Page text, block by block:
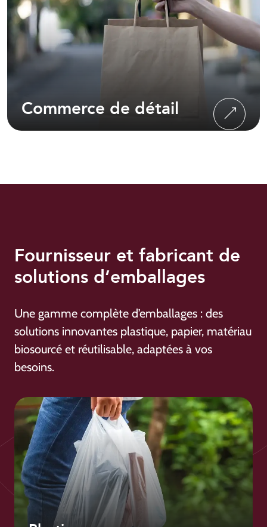
Commercede détail
Fournisseur et fabricant de
solutions d’emballages
Une gamme complète d’emballages : des
solutions innovantes plastique, papier, matériau
biosourcé et réutilisable, adaptées à vos
besoins.